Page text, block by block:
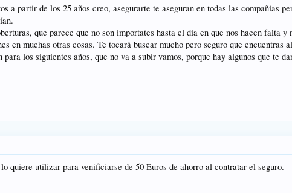
a partir de los 25 años creo, asegurarte te aseguran en todas las compañias
que parece que no son importates hasta el día en que nos hacen falta
en muchas otras cosas. Te tocará buscar mucho pero seguro que encuentras
los siguientes años, que no va a subir vamos, porque hay algunos que te
quiere utilizar para venificiarse de 50 Euros de ahorro al contratar el seguro.